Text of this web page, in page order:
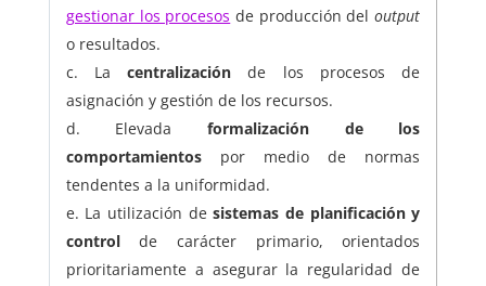
gestionar los procesos de producción deloutput
o resultados.
Lacentralización de los procesos de
asignación y gestión de los recursos.
Elevadaformalización de los
comportamientospor medio de normas
tendentes a la uniformidad.
La utilización desistemas de planificación y
controlde carácter primario, orientados
prioritariamente a asegurar la regularidad de